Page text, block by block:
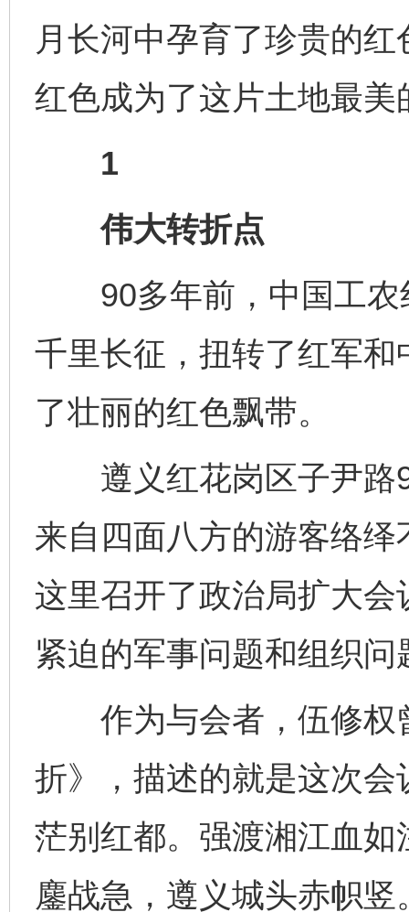
月长河中孕育了珍贵的
红色成为了这片土地最美
1
伟大转折点
90多年前，中国工农
千里长征，扭转了红军
了壮丽的红色飘带。
遵义红花岗区子尹路
来自四面八方的游客络
这里召开了政治局扩大
紧迫的军事问题和组织问
作为与会者，伍修权
折》，描述的就是这次会
茫别红都。强渡湘江血
鏖战急，遵义城头赤帜